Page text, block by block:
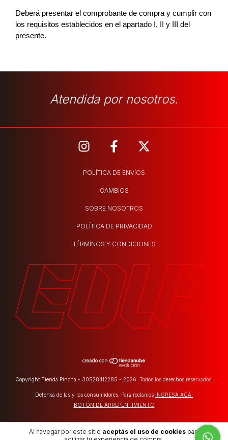
Al navegar por este sitio aceptás el uso de cookiespara
Deberá presentar el comprobante de compra y cumplir con
los requisitos establecidos en el apartado I, II y III del
presente.
Atendida por nosotros.
POLÍTICA DE ENVÍOS
CAMBIOS
SOBRE NOSOTROS
POLÍTICA DE PRIVACIDAD
TÉRMINOS Y CONDICIONES
Copyright Tienda Pincha - 30528412285 - 2026. Todos los derechos reservados.
Defensa de las y los consumidores. Para reclamos INGRESÁ ACÁ.
BOTÓN DE ARREPENTIMIENTO